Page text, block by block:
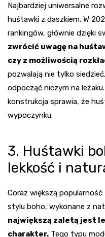
Najbardziej uniwersalne
huśtawki z daszkiem. W
rankingów, głównie dzięki
zwrócić uwagę na
czy z możliwością
pozwalają nie tylko
odpocząć niczym na
konstrukcja sprawia, że
wypoczynku.
3. Huśtawki
lekkość i
Coraz większą
stylu boho, wykonane z
największą zaletą jest
charakter. Tego typu